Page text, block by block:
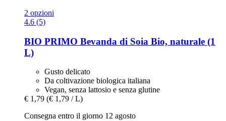
2 opzioni
4.6 (5)
BIO PRIMO Bevanda di Soia Bio, naturale (1
L)
Gusto delicato
Da coltivazione biologica italiana
Vegan, senza lattosio e senza glutine
€ 1,79 (€ 1,79 / L)
Consegna entro il giorno 12 agosto